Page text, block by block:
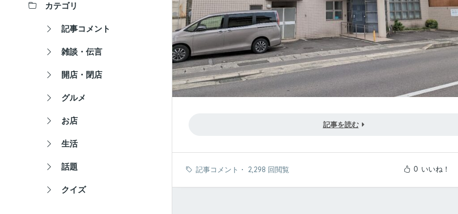
カテゴリ
記事コメント
雑談・伝言
開店・閉店
グルメ
お店
生活
話題
クイズ
記事を読む
記事コメント ・ 2,298 回閲覧 0 いいね！